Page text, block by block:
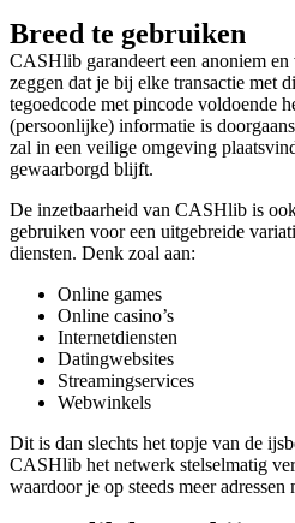
Breed te gebruiken
CASHlib garandeert een anoniem
zeggen dat je bij elke transactie met
tegoedcode met pincode voldoende
(persoonlijke) informatie is
zal in een veilige omgeving
gewaarborgd blijft.
De inzetbaarheid van CASHlib is
gebruiken voor een uitgebreide
diensten. Denk zoal aan:
Online games
Online casino’s
Internetdiensten
Datingwebsites
Streamingservices
Webwinkels
Dit is dan slechts het topje van de
CASHlib het netwerk stelselmatig
waardoor je op steeds meer